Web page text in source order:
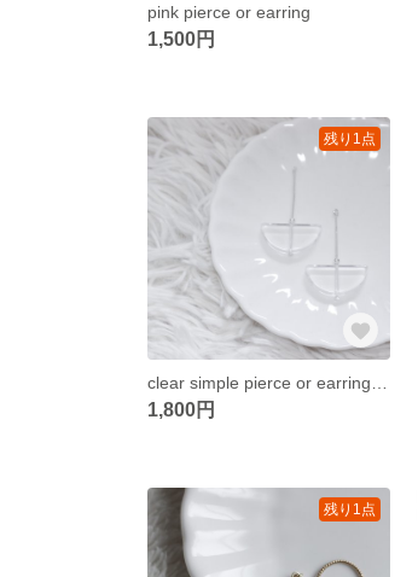
pink pierce or earring
1,500円
残り1点
1,800円
残り1点